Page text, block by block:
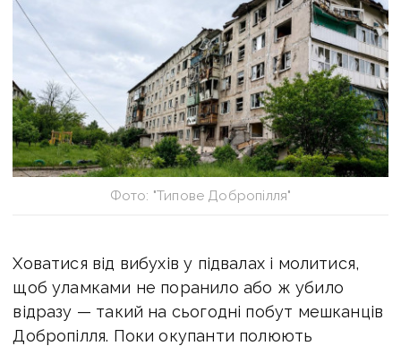
Фото: "Типове Добропілля"
Ховатися від вибухів у підвалах і молитися,
щоб уламками не поранило або ж убило
відразу — такий на сьогодні побут мешканців
Добропілля. Поки окупанти полюють